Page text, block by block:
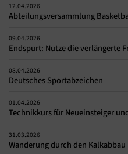
12.04.2026
Abteilungsversammlung
09.04.2026
Endspurt: Nutze die verlängerte
08.04.2026
Deutsches Sportabzeichen
01.04.2026
Technikkurs für Neueinsteiger
31.03.2026
Wanderung durch den Kalkabbau